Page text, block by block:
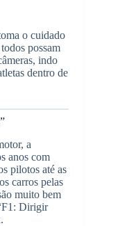
o cuidado
possam
indo
dentro de
a
anos com
pilotos até as
carros pelas
muito bem
Dirigir